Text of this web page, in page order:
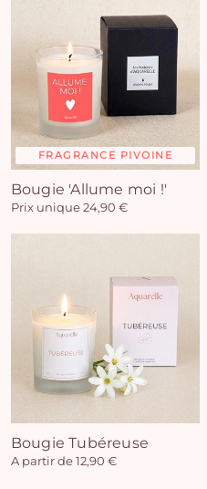
FRAGRANCE PIVOINE
Bougie 'Allume moi !'
Prix unique 24,90 €
Bougie Tubéreuse
A partir de 12,90 €